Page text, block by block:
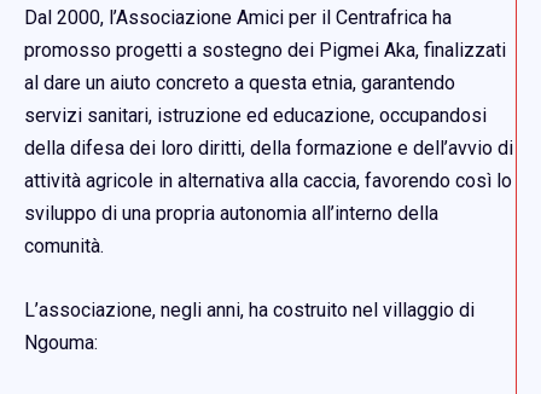
Dal 2000, l’Associazione Amici per il Centrafrica ha
promosso progetti a sostegno dei Pigmei Aka, finalizzati
al dare un aiuto concreto a questa etnia, garantendo
servizi sanitari, istruzione ed educazione, occupandosi
della difesa dei loro diritti, della formazione e dell’avvio di
attività agricole in alternativa alla caccia, favorendo così lo
sviluppo di una propria autonomia all’interno della
comunità.
L’associazione, negli anni, ha costruito nel villaggio di
Ngouma: